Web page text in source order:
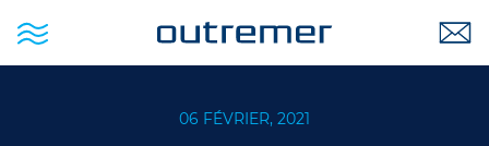
06 FÉVRIER, 2021